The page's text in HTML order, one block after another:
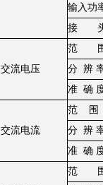
输入功
接
交流电压
范
分 辨
准 确
交流电流
范
围
分 辨
准 确
范